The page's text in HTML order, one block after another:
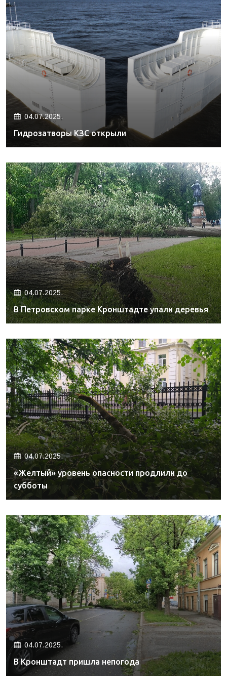
04.07.2025.
Гидрозатворы КЗС открыли
04.07.2025.
В Петровском парке Кронштадте упали деревья
04.07.2025.
«Желтый» уровень опасности продлили до
субботы
04.07.2025.
В Кронштадт пришла непогода